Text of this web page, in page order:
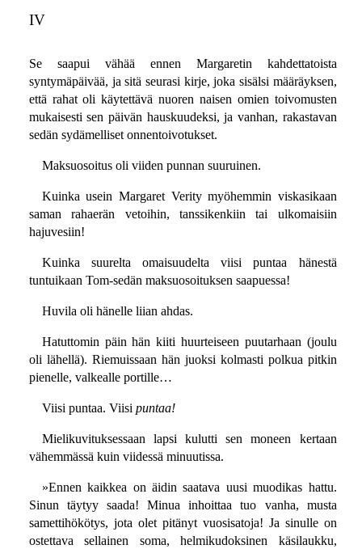
IV
Se saapui vähää ennen Margaretin kahdettatoista
syntymäpäivää, ja sitä seurasi kirje, joka sisälsi määräyksen,
että rahat oli käytettävä nuoren naisen omien toivomusten
mukaisesti sen päivän hauskuudeksi, ja vanhan, rakastavan
sedän sydämelliset onnentoivotukset.
Maksuosoitus oli viiden punnan suuruinen.
Kuinka usein Margaret Verity myöhemmin viskasikaan
saman rahaerän vetoihin, tanssikenkiin tai ulkomaisiin
hajuvesiin!
Kuinka suurelta omaisuudelta viisi puntaa hänestä
tuntuikaan Tom-sedän maksuosoituksen saapuessa!
Huvila oli hänelle liian ahdas.
Hatuttomin päin hän kiiti huurteiseen puutarhaan (joulu
oli lähellä). Riemuissaan hän juoksi kolmasti polkua pitkin
pienelle, valkealle portille…
Viisi puntaa. Viisi puntaa!
Mielikuvituksessaan lapsi kulutti sen moneen kertaan
vähemmässä kuin viidessä minuutissa.
»Ennen kaikkea on äidin saatava uusi muodikas hattu.
Sinun täytyy saada! Minua inhoittaa tuo vanha, musta
samettihökötys, jota olet pitänyt vuosisatoja! Ja sinulle on
ostettava sellainen soma, helmikudoksinen käsilaukku,